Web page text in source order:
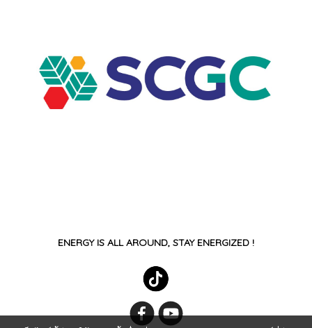
ENERGY IS ALL AROUND, STAY ENERGIZED !